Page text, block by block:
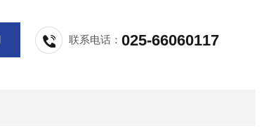
联系电话：025-66060117